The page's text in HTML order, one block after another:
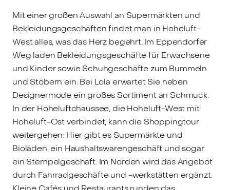
Mit einer großen Auswahl an Supermärkten und
Bekleidungsgeschäften findet man in Hoheluft-
West alles, was das Herz begehrt. Im Eppendorfer
Weg laden Bekleidungsgeschäfte für Erwachsene
und Kinder sowie Schuhgeschäfte zum Bummeln
und Stöbern ein. Bei Lola erwartet Sie neben
Designermode ein großes Sortiment an Schmuck.
In der Hoheluftchaussee, die Hoheluft-West mit
Hoheluft-Ost verbindet, kann die Shoppingtour
weitergehen: Hier gibt es Supermärkte und
Bioläden, ein Haushaltswarengeschäft und sogar
ein Stempelgeschäft. Im Norden wird das Angebot
durch Fahrradgeschäfte und -werkstätten ergänzt.